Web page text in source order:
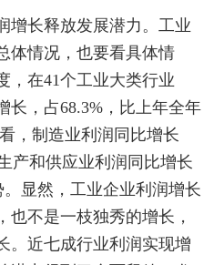
长释放发展潜力。工业
体情况，也要看具体情
，在41个工业大类行业
长，占68.3%，比上年全年
，制造业利润同比增长
产和供应业利润同比增长
显然，工业企业利润增长
也不是一枝独秀的增长，
。近七成行业利润实现增